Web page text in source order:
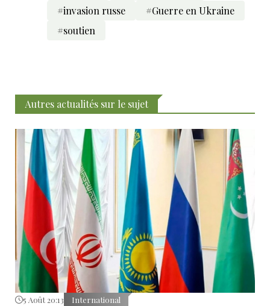
#invasion russe
#Guerre en Ukraine
#soutien
Autres actualités sur le sujet
5 Août 20:13 International